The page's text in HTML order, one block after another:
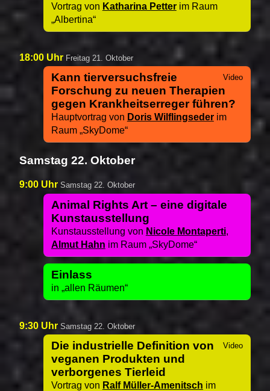
Vortrag von Katharina Petterim Raum
Albertina
18:00 Uhr Freitag 21. Oktober
Kann tierversuchsfreie
Forschung zu neuen Therapien
gegen Krankheitserreger führen?
Hauptvortrag von Doris Wilflingsederim
Raum SkyDome
Samstag 22. Oktober
9:00 Uhr Samstag 22. Oktober
Animal Rights Art – eine digitale
Kunstausstellung
Kunstausstellung von Nicole Montaperti,
Almut Hahn im Raum SkyDome
Einlass
in allen Räumen
9:30 Uhr Samstag 22. Oktober
Die industrielle Definition von
veganen Produkten und
verborgenes Tierleid
Vortrag von Ralf Müller-Amenitsch im